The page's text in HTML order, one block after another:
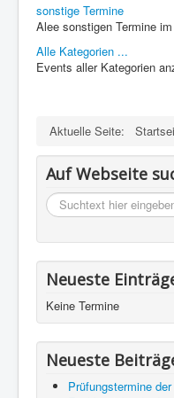
sonstige Termine
Alee sonstigen Termine
Alle Kategorien ...
Events aller Kategorien
Aktuelle Seite:
Auf Webseite
suchen
Neueste
Keine Termine
Neueste
Prüfungstermine